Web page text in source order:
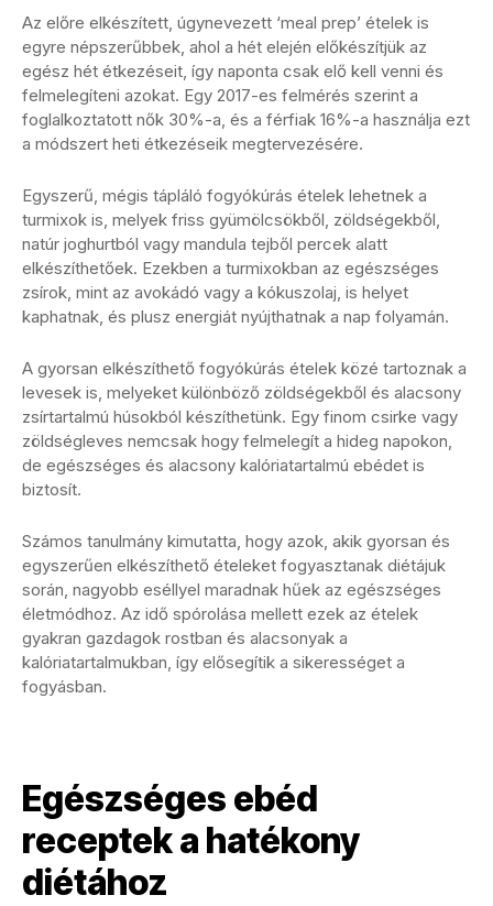
Az előre elkészített, úgynevezett ‘meal prep’ ételek is
egyre népszerűbbek, ahol a hét elején előkészítjük az
egész hét étkezéseit, így naponta csak elő kell venni és
felmelegíteni azokat. Egy 2017-es felmérés szerint a
foglalkoztatott nők 30%-a, és a férfiak 16%-a használja ezt
a módszert heti étkezéseik megtervezésére.
Egyszerű, mégis tápláló fogyókúrás ételek lehetnek a
turmixok is, melyek friss gyümölcsökből, zöldségekből,
natúr joghurtból vagy mandula tejből percek alatt
elkészíthetőek. Ezekben a turmixokban az egészséges
zsírok, mint az avokádó vagy a kókuszolaj, is helyet
kaphatnak, és plusz energiát nyújthatnak a nap folyamán.
A gyorsan elkészíthető fogyókúrás ételek közé tartoznak a
levesek is, melyeket különböző zöldségekből és alacsony
zsírtartalmú húsokból készíthetünk. Egy finom csirke vagy
zöldségleves nemcsak hogy felmelegít a hideg napokon,
de egészséges és alacsony kalóriatartalmú ebédet is
biztosít.
Számos tanulmány kimutatta, hogy azok, akik gyorsan és
egyszerűen elkészíthető ételeket fogyasztanak diétájuk
során, nagyobb eséllyel maradnak hűek az egészséges
életmódhoz. Az idő spórolása mellett ezek az ételek
gyakran gazdagok rostban és alacsonyak a
kalóriatartalmukban, így elősegítik a sikerességet a
fogyásban.
Egészséges ebéd
receptek a hatékony
diétához